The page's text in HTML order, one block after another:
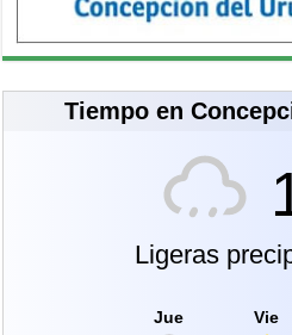
Tiempo en
Ligeras
Jue Vie